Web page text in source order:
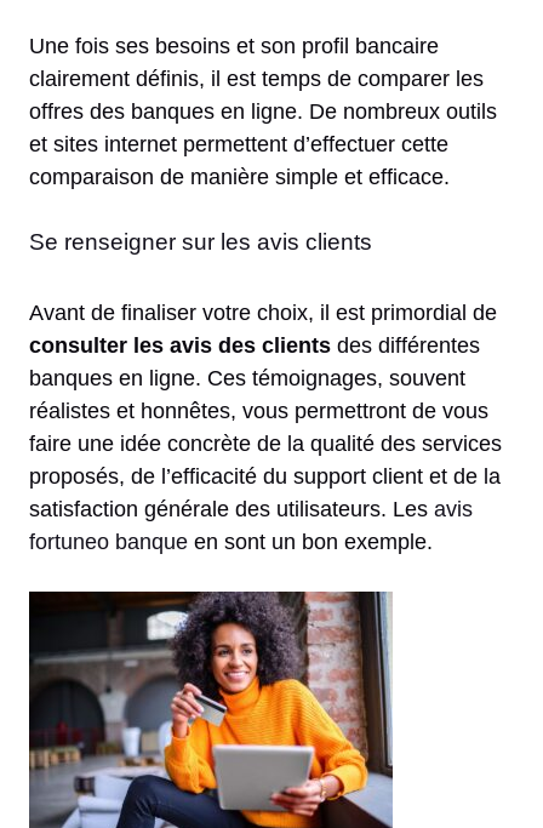
Une fois ses besoins et son profil bancaire
clairement définis, il est temps de comparer les
offres des banques en ligne. De nombreux outils
et sites internet permettent d’effectuer cette
comparaison de manière simple et efficace.
Se renseigner sur les avis clients
Avant de finaliser votre choix, il est primordial de
consulter les avis des clients des différentes
banques en ligne. Ces témoignages, souvent
réalistes et honnêtes, vous permettront de vous
faire une idée concrète de la qualité des services
proposés, de l’efficacité du support client et de la
satisfaction générale des utilisateurs. Les avis
fortuneo banque en sont un bon exemple.